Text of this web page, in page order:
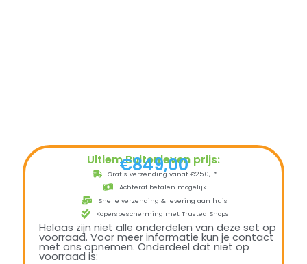
Ultiem Buitenleven prijs:
€849,00
Gratis verzending vanaf €250,-*
Achteraf betalen mogelijk
Snelle verzending & levering aan huis
Kopersbescherming met Trusted Shops
Helaas zijn niet alle onderdelen van deze set op
voorraad. Voor meer informatie kun je contact
met ons opnemen. Onderdeel dat niet op
voorraad is: